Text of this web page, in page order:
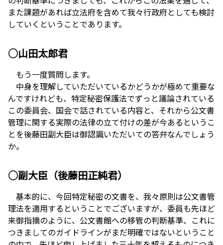
また課題があれば立法府を含めて我々行政府としても検討
していくということであります。
○山田太郎君
もう一度質問します。
中身を理解していただいているかどうかが極めて重要な
んですけれども、特定秘密保護法でずっと議論されている
この委員会、国会で話されている内容と、それから公文書
管理に関する実際の法律の立て付けの差が今あるというこ
とを後藤田副大臣は御認識いただいての答弁なんでしょう
か。
○副大臣（後藤田正純君）
基本的に、今回特定秘密の文書を、我々原則は公文書管
理法を適用するということでございますが、委員も先ほど
来御指摘のように、公文書館への移管の判断基準、これに
つきましてのガイドラインがまだ明確ではないということ